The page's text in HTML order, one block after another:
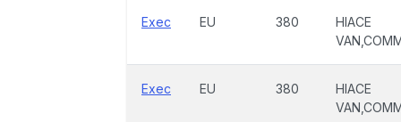
Exec EU 380
HIACE
Exec EU 380
HIACE